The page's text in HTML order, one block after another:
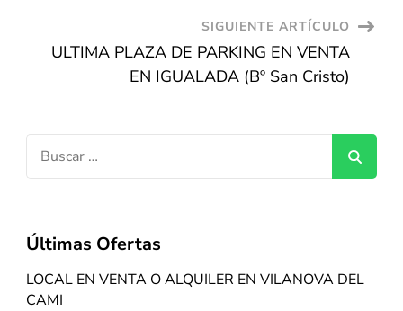
SIGUIENTE ARTÍCULO
ULTIMA PLAZA DE PARKING EN VENTA
EN IGUALADA (Bº San Cristo)
Buscar:
Últimas Ofertas
LOCAL EN VENTA O ALQUILER EN VILANOVA DEL
CAMI